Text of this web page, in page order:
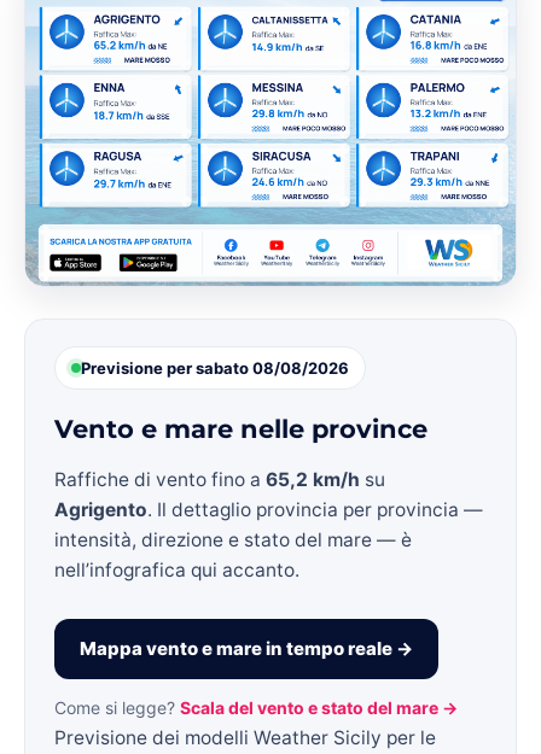
Previsione per sabato 08/08/2026
Vento e mare nelle province
Raffiche di vento fino a 65,2 km/h su
Agrigento. Il dettaglio provincia per provincia —
intensità, direzione e stato del mare — è
nell’infografica qui accanto.
Mappa vento e mare in tempo reale →
Come si legge? Scala del vento e stato del mare →
Previsione dei modelli Weather Sicily per le